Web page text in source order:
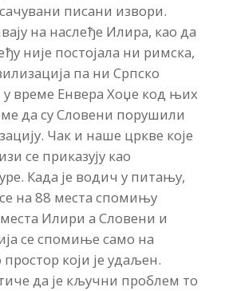
сачувани писани извори.
на наслеђе Илира, као да
није постојала ни римска,
па ни Српско
у време Енвера Хоџе код њих
да су Словени порушили
Чак и наше цркве које
се приказују као
Када је водич у питању,
на 88 места спомињу
Илири а Словени и
се спомиње само на
који је удаљен.
да је кључни проблем то